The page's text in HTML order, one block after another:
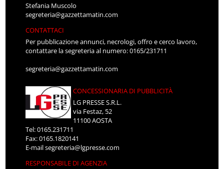
Stefania Muscolo
segreteria@gazzettamatin.com
CONTATTACI
Per pubblicazione annunci, necrologi, offro e cerco lavoro,
contattare la segreteria al numero: 0165/231711
segreteria@gazzettamatin.com
CONCESSIONARIA DI PUBBLICITÀ
LG PRESSE S.R.L.
via Festaz, 52
11100 AOSTA
Tel: 0165.231711
Fax: 0165.1820141
E-mailsegreteria@lgpresse.com
RESPONSABILE DI AGENZIA